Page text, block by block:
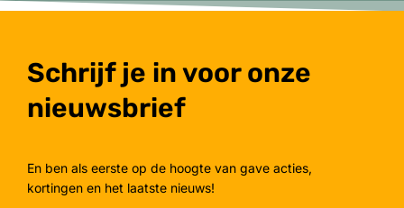
Schrijf je in voor onze
nieuwsbrief
En ben als eerste op de hoogte van gave acties,
kortingen en het laatste nieuws!